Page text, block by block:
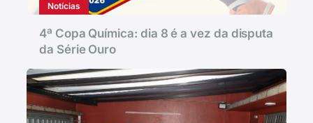
Notícias
4ª Copa Química: dia 8 é a vez da disputa
da Série Ouro